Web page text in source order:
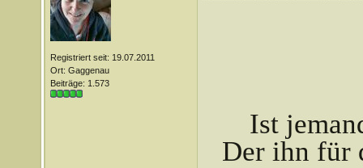
Registriert seit: 19.07.2011
Ort: Gaggenau
Beiträge: 1.573
Ist
Der ihn für